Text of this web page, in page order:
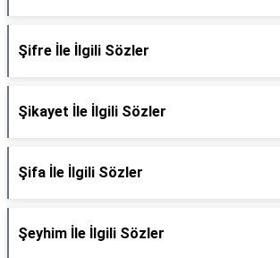
Şifre İle İlgili Sözler
Şikayet İle İlgili Sözler
Şifa İle İlgili Sözler
Şeyhim İle İlgili Sözler